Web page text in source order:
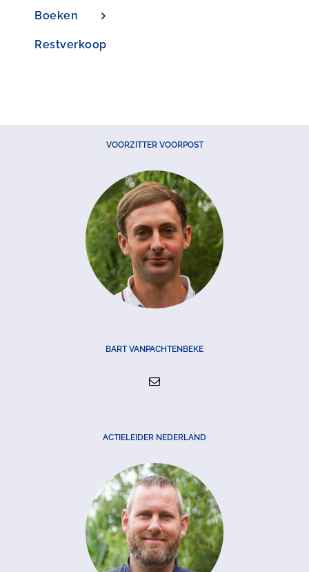
Boeken
Restverkoop
VOORZITTER VOORPOST
BART VANPACHTENBEKE
ACTIELEIDER NEDERLAND